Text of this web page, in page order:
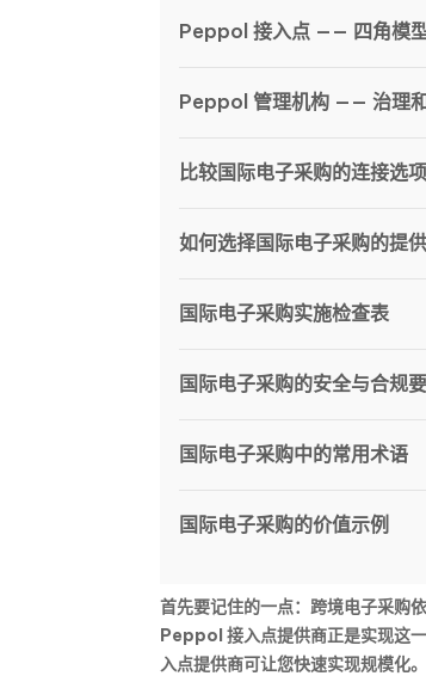
Peppol 接入点 —— 四角模
Peppol 管理机构 —— 治理
比较国际电子采购的连接选项
如何选择国际电子采购的提
国际电子采购实施检查表
国际电子采购的安全与合规
国际电子采购中的常用术语
国际电子采购的价值示例
首先要记住的一点：跨境电子采购
Peppol 接入点提供商正是实现这
入点提供商可让您快速实现规模化。